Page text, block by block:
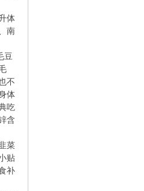
体
南
豆
不
体
吃
含
菜
贴
补